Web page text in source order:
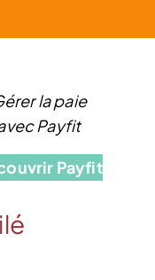
la paie
Payfit
Payfit